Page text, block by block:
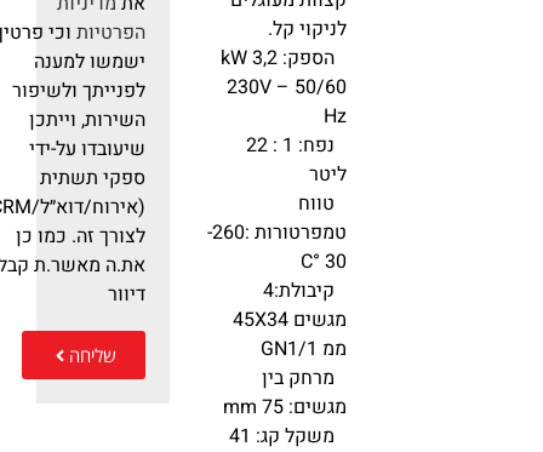
לניקוי קל.
הספק:kW 3,2
230V – 50/60
Hz
נפח: 1 : 22
ליטר
טווח
טמפרטורות :260-
30 °C
קיבולת:4
מגשים 45X34
ממ GN1/1
מרחק בין
מגשים: 75 mm
משקל קג: 41
הפרטיותוכי פרטיך
ישמשו למענה
לפנייתך ולשיפור
השירות, וייתכן
שיעובדו על-ידי
ספקי תשתית
(אירוח/דוא״ל/CRM)
לצורך זה. כמו כן
את.ה מאשר.ת קבלת
דיוור
שליחה